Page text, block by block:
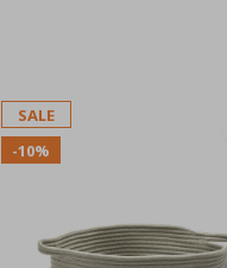
SALE
-10%